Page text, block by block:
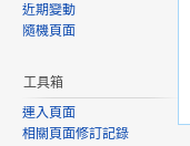
近期變動
隨機頁面
工具箱
連入頁面
相關頁面修訂記錄